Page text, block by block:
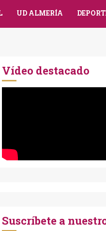
UD ALMERÍA
Vídeo destacado
Suscríbete a